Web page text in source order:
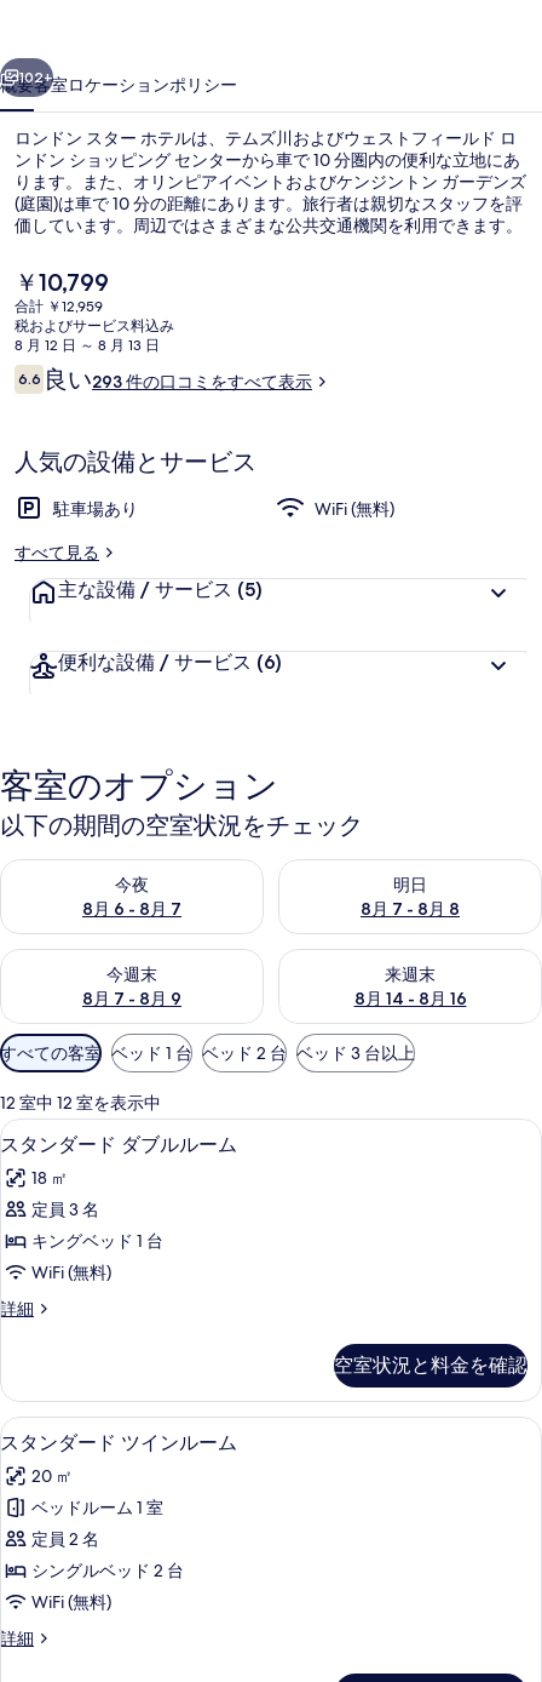
ホ
テ
ル
の
写
真
ギ
ャ
ラ
ー
次へ
102+
概要客室ロケーションポリシー
ロンドン スター ホテルは、テムズ川およびウェストフィールド ロ
ンドン ショッピング センターから車で 10 分圏内の便利な立地にあ
ります。また、オリンピアイベントおよびケンジントン ガーデンズ
(庭園)は車で 10 分の距離にあります。旅行者は親切なスタッフを評
価しています。周辺ではさまざまな公共交通機関を利用できます。
までは 15 分です。
現
在
の
料
金
は
す
￥10,799
合計 ￥12,959
税およびサービス料込み
8 月 12 日 ～ 8 月 13 日
口
コ
6.610段階中6.6
良い293 件の口コミをすべて表示
人気の設備とサービス
駐車場あり
WiFi (無料)
すべて見る
主な設備 / サービス (5)
便利な設備 / サービス (6)
客室のオプション
以下の期間の空室状況をチェック
今夜
8月 6 - 8月 7
今夜 8月 6 - 8月 7 の空室状況をチェック
明日
8月 7 - 8月 8
明日 8月 7 - 8月 8 の空室状況
今週末
8月 7 - 8月 9
今週末 8月 7 - 8月 9 の空室状況をチェック
来週末
8月 14 - 8月 16
来週末 8月 14 - 8月 16 の空室
利
用
可
能
な
客
室
の
り
込
件
すべての客室 ベッド 1 台 ベッド 2 台 ベッド 3 台以上
12 室中 12 室を表示中
ス
タ
ン
ダ
ー
ダ
ル
ル
ー
ム
の
す
べ
て
の
スタンダード ダブルルーム | 高級寝
9
スタンダード ダブルルーム
18 ㎡
定員 3 名
キングベッド 1 台
WiFi (無料)
詳細
ス
ー
ド
ダ
ル
ル
ー
ム
の
詳
細
空室状況と料金を確認
ス
タ
ン
ダ
ー
ド
イ
スタンダード ツインルーム | 高級寝
10
スタンダード ツインルーム
20 ㎡
ベッドルーム 1 室
定員 2 名
シングルベッド 2 台
WiFi (無料)
詳細
ス